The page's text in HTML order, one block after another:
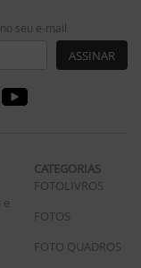
seu e-mail
ASSINAR
CATEGORIAS
FOTOLIVROS
FOTOS
FOTO QUADROS